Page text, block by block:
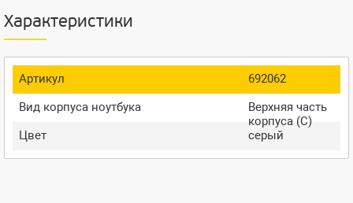
Характеристики
Артикул
692062
Вид корпуса ноутбука
Верхняя часть
корпуса (C)
Цвет
серый